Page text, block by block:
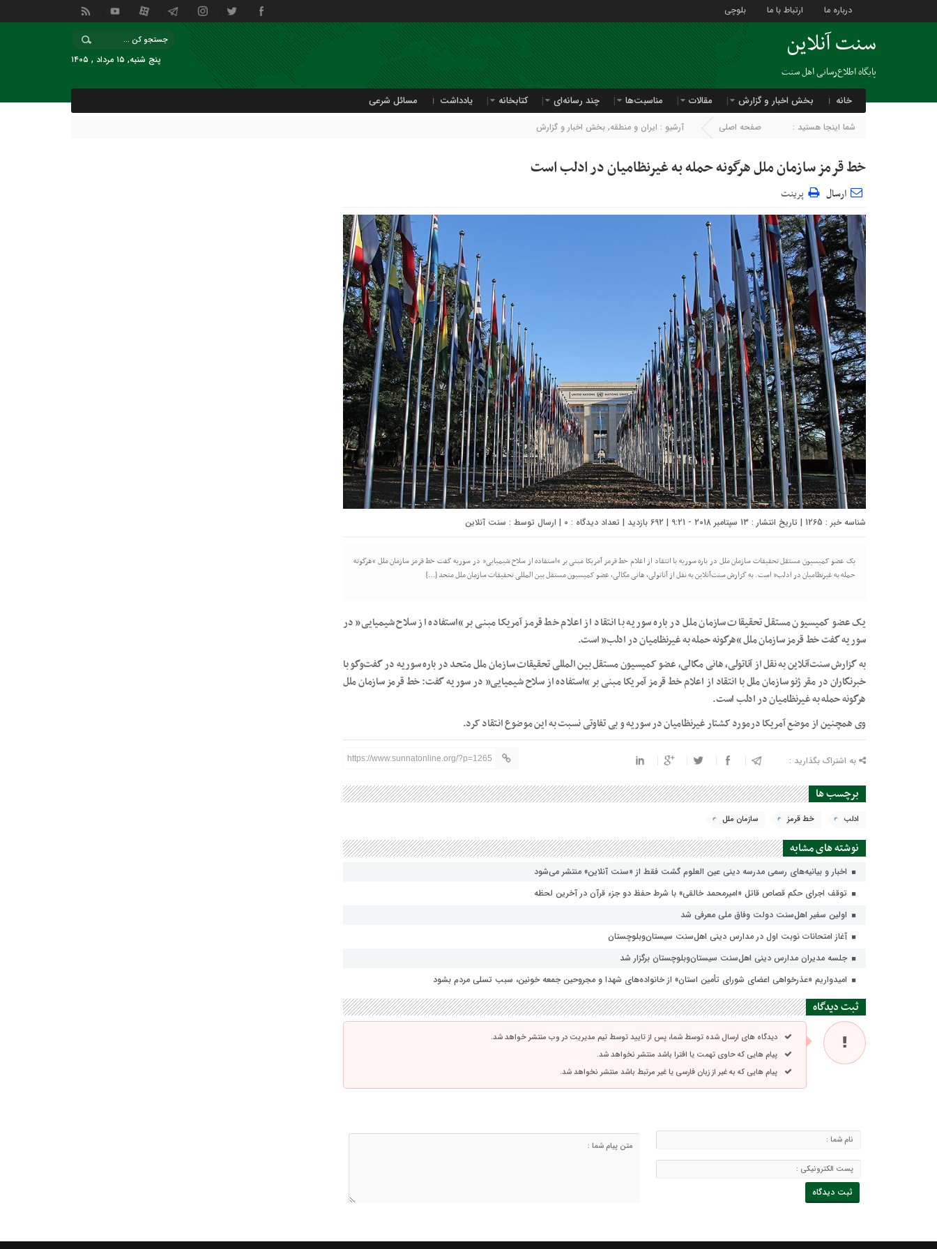
درباره ما ارتباط با ما بلوچی
سنت آنلاین
پایگاه اطلاع‌رسانی اهل سنت
پنج شنبه, ۱۵ مرداد , ۱۴۰۵
خانه بخش اخبار و گزارش مقالات مناسبت‌ها چند رسانه‌ای کتابخانه یادداشت مسائل شرعی
شما اینجا هستید : صفحه اصلی آرشیو : ایران و منطقه, بخش اخبار و گزارش
خط قرمز سازمان ملل هرگونه حمله به غیرنظامیان در ادلب است
ارسال پرینت
شناسه خبر : 1265 | تاریخ انتشار : 13 سپتامبر 2018 - 9:21 | 692 بازدید | تعداد دیدگاه : 0 | ارسال توسط : سنت آنلاین
یک عضو کمیسیون مستقل تحقیقات سازمان ملل در باره سوریه با انتقاد از اعلام خط قرمز آمریکا مبنی بر “استفاده از سلاح شیمیایی” در سوریه گفت خط قرمز سازمان ملل “هرگونه
حمله به غیرنظامیان در ادلب” است. به گزارش سنت‌آنلاین به نقل از آناتولی، هانی مگالی، عضو کمیسیون مستقل بین المللی تحقیقات سازمان ملل متحد […]
یک عضو کمیسیون مستقل تحقیقات سازمان ملل در باره سوریه با انتقاد از اعلام خط قرمز آمریکا مبنی بر “استفاده از سلاح شیمیایی” در
سوریه گفت خط قرمز سازمان ملل “هرگونه حمله به غیرنظامیان در ادلب” است.
به گزارش سنت‌آنلاین به نقل از آناتولی، هانی مگالی، عضو کمیسیون مستقل بین المللی تحقیقات سازمان ملل متحد در باره سوریه در گفت‌وگو با
خبرنگاران در مقر ژنو سازمان ملل با انتقاد از اعلام خط قرمز آمریکا مبنی بر “استفاده از سلاح شیمیایی” در سوریه گفت: خط قرمز سازمان ملل
هرگونه حمله به غیرنظامیان در ادلب است.
وی همچنین از موضع آمریکا درمورد کشتار غیرنظامیان در سوریه و بی تفاوتی نسبت به این موضوع انتقاد کرد.
به اشتراک بگذارید : https://www.sunnatonline.org/?p=1265
برچسب ها
ادلب خط قرمز سازمان ملل
نوشته های مشابه
اخبار و بیانیه‌های رسمی مدرسه دینی عین العلوم گشت فقط از «سنت آنلاین» منتشر می‌شود
توقف اجرای حکم قصاص قاتل «امیرمحمد خالقی» با شرط حفظ دو جزء قرآن در آخرین لحظه
اولین سفیر اهل‌سنت دولت وفاق ملی معرفی شد
آغاز امتحانات نوبت اول در مدارس دینی اهل‌سنت سیستان‌وبلوچستان
جلسه مدیران مدارس دینی اهل‌سنت سیستان‌وبلوچستان برگزار شد
امیدواریم «عذرخواهی اعضای شورای تأمین استان» از خانواده‌های شهدا و مجروحین جمعه خونین، سبب تسلی مردم بشود
ثبت دیدگاه
دیدگاه های ارسال شده توسط شما، پس از تایید توسط تیم مدیریت در وب منتشر خواهد شد.
پیام هایی که حاوی تهمت یا افترا باشد منتشر نخواهد شد.
پیام هایی که به غیر از زبان فارسی یا غیر مرتبط باشد منتشر نخواهد شد.